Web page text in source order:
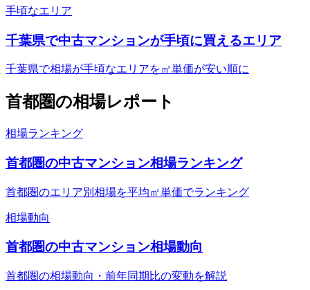
手頃なエリア
千葉県で中古マンションが手頃に買えるエリア
千葉県で相場が手頃なエリアを㎡単価が安い順に
首都圏の相場レポート
相場ランキング
首都圏の中古マンション相場ランキング
首都圏のエリア別相場を平均㎡単価でランキング
相場動向
首都圏の中古マンション相場動向
首都圏の相場動向・前年同期比の変動を解説